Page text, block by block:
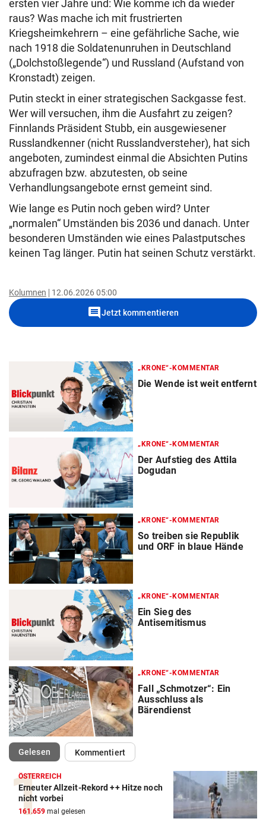
ersten vier Jahre und: Wie komme ich da wieder
raus? Was mache ich mit frustrierten
Kriegsheimkehrern – eine gefährliche Sache, wie
nach 1918 die Soldatenunruhen in Deutschland
(„Dolchstoßlegende“) und Russland (Aufstand von
Kronstadt) zeigen.
Putin steckt in einer strategischen Sackgasse fest.
Wer will versuchen, ihm die Ausfahrt zu zeigen?
Finnlands Präsident Stubb, ein ausgewiesener
Russlandkenner (nicht Russlandversteher), hat sich
angeboten, zumindest einmal die Absichten Putins
abzufragen bzw. abzutesten, ob seine
Verhandlungsangebote ernst gemeint sind.
Wie lange es Putin noch geben wird? Unter
„normalen“ Umständen bis 2036 und danach. Unter
besonderen Umständen wie eines Palastputsches
keinen Tag länger. Putin hat seinen Schutz verstärkt.
Kolumnen 12.06.2026 05:00
commentJetzt kommentieren
„KRONE“-KOMMENTAR
Die Wende ist weit entfernt
„KRONE“-KOMMENTAR
Der Aufstieg des Attila
Dogudan
„KRONE“-KOMMENTAR
So treiben sie Republik
und ORF in blaue Hände
„KRONE“-KOMMENTAR
Ein Sieg des
Antisemitismus
„KRONE“-KOMMENTAR
Fall „Schmotzer“: Ein
Ausschluss als
Bärendienst
Gelesen(ausgewählt)Kommentiert
ÖSTERREICH
Erneuter Allzeit-Rekord ++ Hitze noch
nicht vorbei
161.659 mal gelesen